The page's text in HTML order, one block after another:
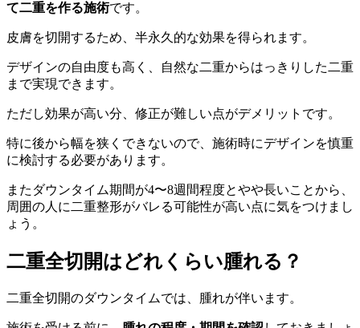
て二重を作る施術です。
皮膚を切開するため、半永久的な効果を得られます。
デザインの自由度も高く、自然な二重からはっきりした二重
まで実現できます。
ただし効果が高い分、修正が難しい点がデメリットです。
特に後から幅を狭くできないので、施術時にデザインを慎重
に検討する必要があります。
またダウンタイム期間が4〜8週間程度とやや長いことから、
周囲の人に二重整形がバレる可能性が高い点に気をつけまし
ょう。
二重全切開はどれくらい腫れる？
二重全切開のダウンタイムでは、腫れが伴います。